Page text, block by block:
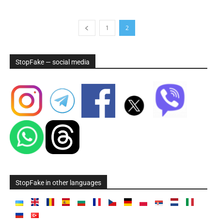
1 2
StopFake — social media
StopFake in other languages